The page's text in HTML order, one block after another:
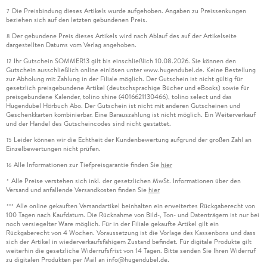
7 Die Preisbindung dieses Artikels wurde aufgehoben. Angaben zu Preissenkungen
beziehen sich auf den letzten gebundenen Preis.
8 Der gebundene Preis dieses Artikels wird nach Ablauf des auf der Artikelseite
dargestellten Datums vom Verlag angehoben.
12 Ihr Gutschein SOMMER13 gilt bis einschließlich 10.08.2026. Sie können den
Gutschein ausschließlich online einlösen unter www.hugendubel.de. Keine Bestellung
zur Abholung mit Zahlung in der Filiale möglich. Der Gutschein ist nicht gültig für
gesetzlich preisgebundene Artikel (deutschsprachige Bücher und eBooks) sowie für
preisgebundene Kalender, tolino shine (4016621130466), tolino select und das
Hugendubel Hörbuch Abo. Der Gutschein ist nicht mit anderen Gutscheinen und
Geschenkkarten kombinierbar. Eine Barauszahlung ist nicht möglich. Ein Weiterverkauf
und der Handel des Gutscheincodes sind nicht gestattet.
15 Leider können wir die Echtheit der Kundenbewertung aufgrund der großen Zahl an
Einzelbewertungen nicht prüfen.
16 Alle Informationen zur Tiefpreisgarantie finden Sie hier
* Alle Preise verstehen sich inkl. der gesetzlichen MwSt. Informationen über den
Versand und anfallende Versandkosten finden Sie hier
*** Alle online gekauften Versandartikel beinhalten ein erweitertes Rückgaberecht von
100 Tagen nach Kaufdatum. Die Rücknahme von Bild-, Ton- und Datenträgern ist nur bei
noch versiegelter Ware möglich. Für in der Filiale gekaufte Artikel gilt ein
Rückgaberecht von 4 Wochen. Voraussetzung ist die Vorlage des Kassenbons und dass
sich der Artikel in wiederverkaufsfähigem Zustand befindet. Für digitale Produkte gilt
weiterhin die gesetzliche Widerrufsfrist von 14 Tagen. Bitte senden Sie Ihren Widerruf
zu digitalen Produkten per Mail an info@hugendubel.de.